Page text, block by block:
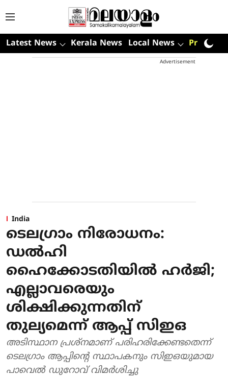
Latest News Kerala News Local News Premium
Advertisement
India
ടെലഗ്രാം നിരോധനം:
ഡല്‍ഹി
ഹൈക്കോടതിയില്‍ ഹര്‍ജി;
എല്ലാവരെയും
ശിക്ഷിക്കുന്നതിന്
തുല്യമെന്ന് ആപ്പ് സിഇഒ
അടിസ്ഥാന പ്രശ്നമാണ് പരിഹരിക്കേണ്ടതെന്ന്
ടെലഗ്രാം ആപ്പിന്റെ സ്ഥാപകനും സിഇഒയുമായ
പാവെല്‍ ഡുറോവ് വിമര്‍ശിച്ചു